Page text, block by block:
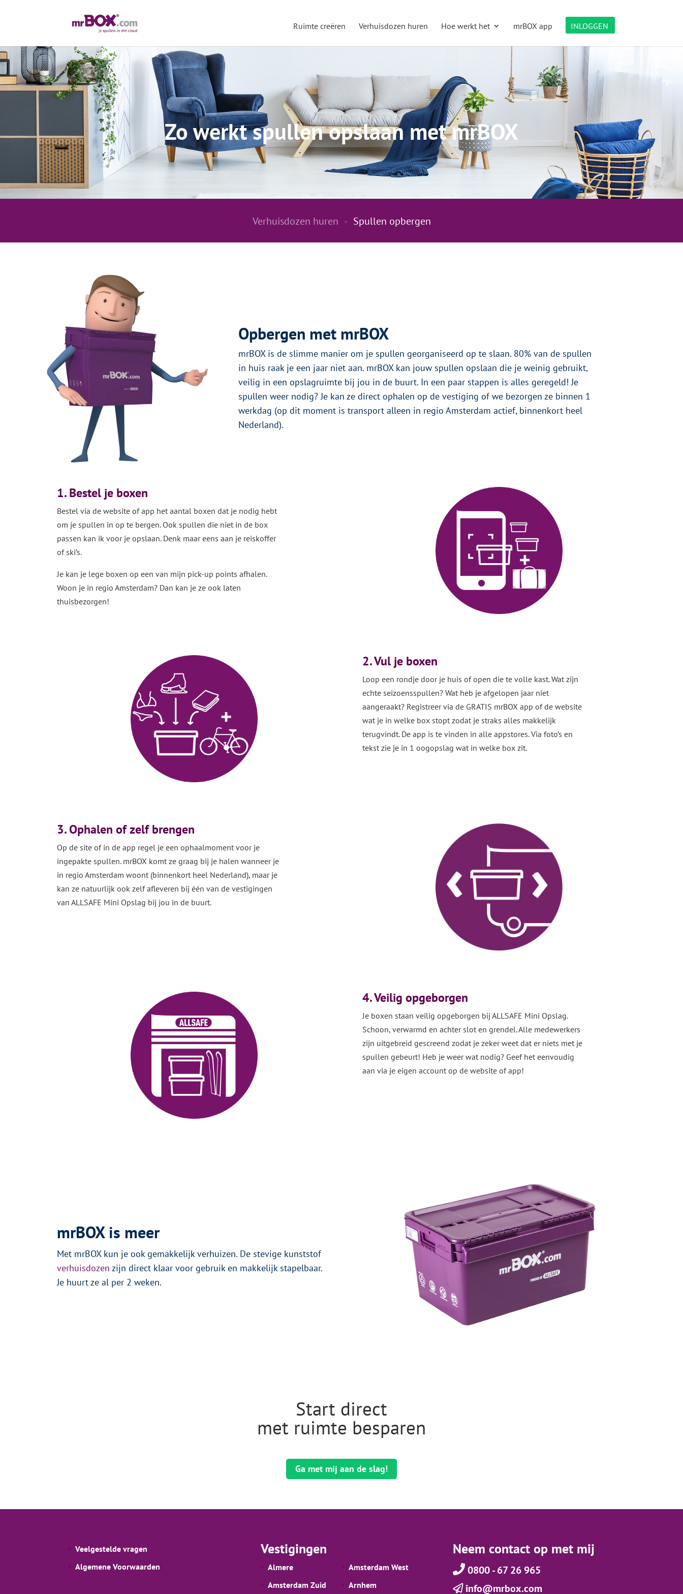
Ruimte creëren Verhuisdozen huren Hoe werkt het mrBOX app INLOGGEN
Zo werkt spullen opslaan met mrBOX
Verhuisdozen huren • Spullen opbergen
Opbergen met mrBOX
mrBOX is de slimme manier om je spullen georganiseerd op te slaan. 80% van de spullen
in huis raak je een jaar niet aan. mrBOX kan jouw spullen opslaan die je weinig gebruikt,
veilig in een opslagruimte bij jou in de buurt. In een paar stappen is alles geregeld! Je
spullen weer nodig? Je kan ze direct ophalen op de vestiging of we bezorgen ze binnen 1
werkdag (op dit moment is transport alleen in regio Amsterdam actief, binnenkort heel
Nederland).
1. Bestel je boxen
Bestel via de website of app het aantal boxen dat je nodig hebt
om je spullen in op te bergen. Ook spullen die niet in de box
passen kan ik voor je opslaan. Denk maar eens aan je reiskoffer
of ski’s.
Je kan je lege boxen op een van mijn pick-up points afhalen.
Woon je in regio Amsterdam? Dan kan je ze ook laten
thuisbezorgen!
2. Vul je boxen
Loop een rondje door je huis of open die te volle kast. Wat zijn
echte seizoensspullen? Wat heb je afgelopen jaar niet
aangeraakt? Registreer via de GRATIS mrBOX app of de website
wat je in welke box stopt zodat je straks alles makkelijk
terugvindt. De app is te vinden in alle appstores. Via foto’s en
tekst zie je in 1 oogopslag wat in welke box zit.
3. Ophalen of zelf brengen
Op de site of in de app regel je een ophaalmoment voor je
ingepakte spullen. mrBOX komt ze graag bij je halen wanneer je
in regio Amsterdam woont (binnenkort heel Nederland), maar je
kan ze natuurlijk ook zelf afleveren bij één van de vestigingen
van ALLSAFE Mini Opslag bij jou in de buurt.
4. Veilig opgeborgen
Je boxen staan veilig opgeborgen bij ALLSAFE Mini Opslag.
Schoon, verwarmd en achter slot en grendel. Alle medewerkers
zijn uitgebreid gescreend zodat je zeker weet dat er niets met je
spullen gebeurt! Heb je weer wat nodig? Geef het eenvoudig
aan via je eigen account op de website of app!
mrBOX is meer
Met mrBOX kun je ook gemakkelijk verhuizen. De stevige kunststof
verhuisdozen zijn direct klaar voor gebruik en makkelijk stapelbaar.
Je huurt ze al per 2 weken.
Start direct
met ruimte besparen
Ga met mij aan de slag!
Veelgestelde vragen
Algemene Voorwaarden
Vestigingen
Almere
Amsterdam West
Amsterdam Zuid
Arnhem
Neem contact op met mij
0800 - 67 26 965
info@mrbox.com